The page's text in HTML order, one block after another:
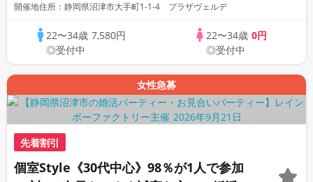
開催地住所：静岡県沼津市大手町1-1-4 プラザヴェルデ
22〜34歳 7,580円
◎受付中
22〜34歳 0円
◎受付中
女性急募
先着割引
個室Style《30代中心》98％が1人で参加